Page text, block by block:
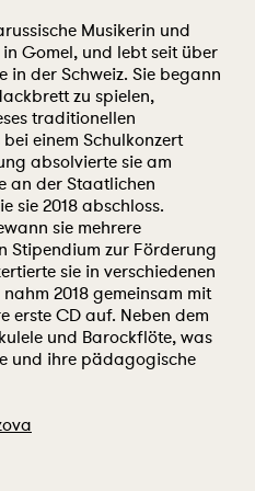
Musikerin und
Gomel, und lebt seit über
in der Schweiz. Sie begann
zu spielen,
traditionellen
einem Schulkonzert
absolvierte sie am
an der Staatlichen
sie 2018 abschloss.
sie mehrere
Stipendium zur Förderung
sie in verschiedenen
2018 gemeinsam mit
erste CD auf. Neben dem
und Barockflöte, was
und ihre pädagogische